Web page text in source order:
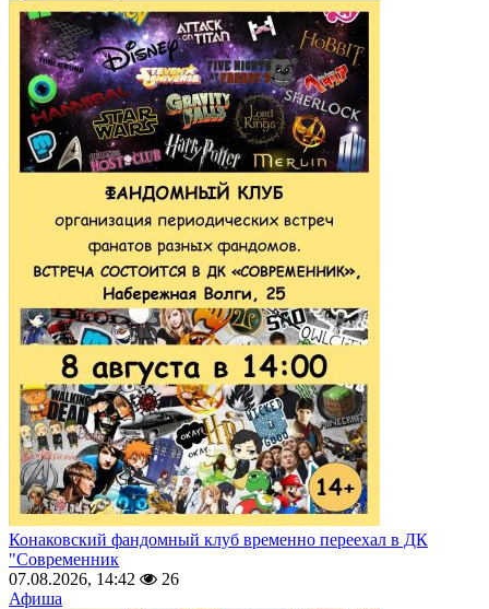
Конаковский фандомный клуб временно переехал в ДК
"Современник
07.08.2026, 14:42
26
Афиша